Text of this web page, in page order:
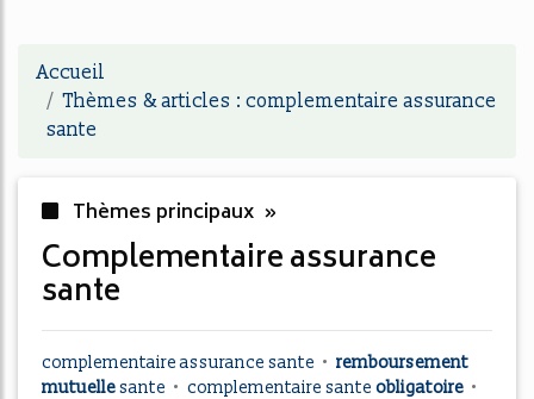
Accueil
Thèmes & articles : complementaire assurance
sante
Thèmes principaux »
complementaire assurance
sante
complementaire assurance sante • remboursement
mutuellesante • complementaire sante obligatoire •